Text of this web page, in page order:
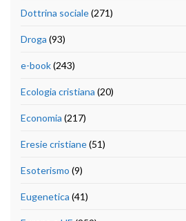
Dottrina sociale(271)
Droga (93)
e-book(243)
Ecologia cristiana (20)
Economia (217)
Eresie cristiane(51)
Esoterismo (9)
Eugenetica (41)